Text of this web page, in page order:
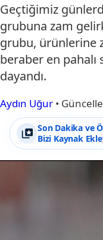
Geçtiğimiz
grubuna zam
grubu, ürünlerine
beraber en pahalı
dayandı.
Aydın Uğur •
Son Dakika ve
Bizi Kaynak